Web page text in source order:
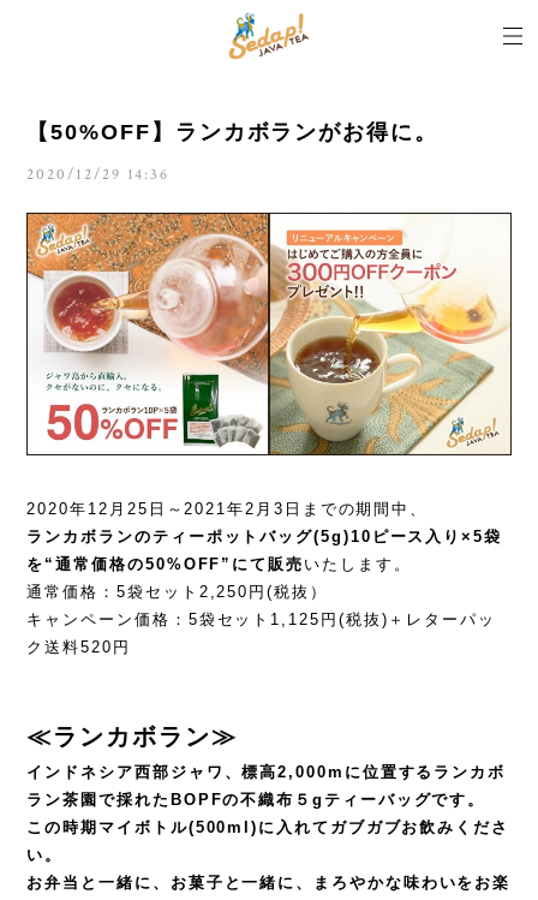
【50%OFF】ランカボランがお得に。
2020/12/29 14:36
2020年12月25日～2021年2月3日までの期間中、
ランカボランのティーポットバッグ(5g)10ピース入り×5袋
を“通常価格の50%OFF”にて販売 いたします。
通常価格：5袋セット2,250円(税抜）
キャンペーン価格：5袋セット1,125円(税抜)＋レターパッ
ク送料520円
≪ランカボラン≫
インドネシア西部ジャワ、標高2,000mに位置するランカボ
ラン茶園で採れたBOPFの不織布５g ティーバッグです。
この時期マイボトル(500ml)に入れてガブガブお飲みくださ
い。
お弁当と一緒に、お菓子と一緒に、まろやかな味わいをお楽